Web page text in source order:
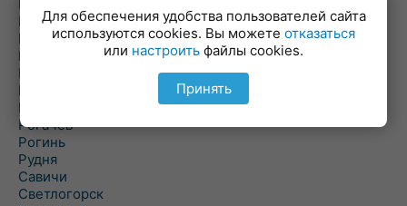
Пиревичи
Поболово
Поколюбичи
Полесье
Птичь
Речица
Ровенская Слобода
Рогачев
Рогинь
Рудня
Савичи
Светлогорск
Для обеспечения удобства пользователей сайта
используются cookies. Вы можете отказаться
или настроить файлы cookies.
Принять